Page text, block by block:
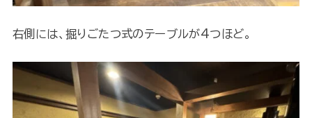
右側には、掘りごたつ式のテーブルが4つほど。